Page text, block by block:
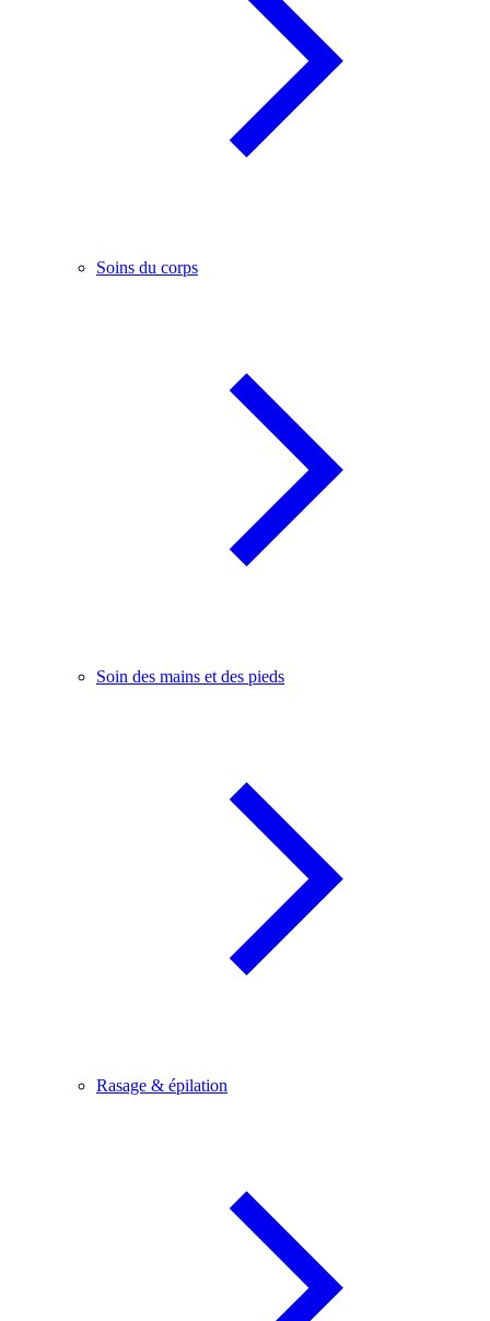
Soins du corps
Soin des mains et des pieds
Rasage & épilation